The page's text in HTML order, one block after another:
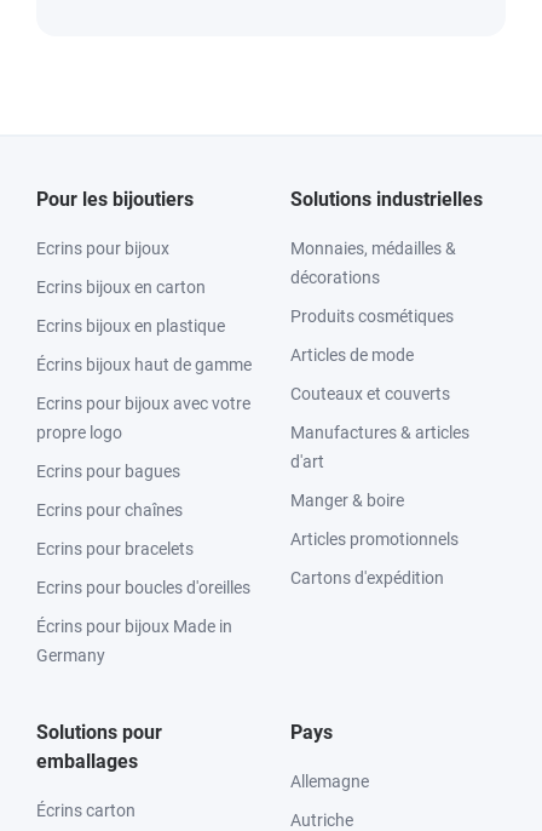
Pour les bijoutiers
Ecrins pour bijoux
Ecrins bijoux en carton
Ecrins bijoux en plastique
Écrins bijoux haut de gamme
Ecrins pour bijoux avec votre
propre logo
Ecrins pour bagues
Ecrins pour chaînes
Ecrins pour bracelets
Ecrins pour boucles d'oreilles
Écrins pour bijoux Made in
Germany
Solutions industrielles
Monnaies, médailles &
décorations
Produits cosmétiques
Articles de mode
Couteaux et couverts
Manufactures & articles
d'art
Manger & boire
Articles promotionnels
Cartons d'expédition
Solutions pour
emballages
Écrins carton
Pays
Allemagne
Autriche